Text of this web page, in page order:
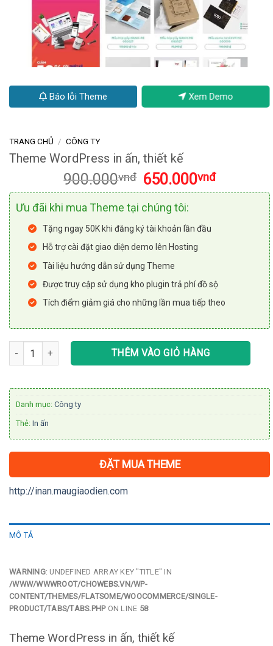
Báo lỗi Theme Xem Demo
TRANG CHỦ / CÔNG TY
Theme WordPress in ấn, thiết kế
900.000vnđ Giá
gốc
900.000vnđ.
650.000vnđGiá
Ưu đãi khi mua Theme tại chúng tôi:
Tặng ngay 50K khi đăng ký tài khoản lần đầu
Hỗ trợ cài đặt giao diện demo lên Hosting
Tài liệu hướng dẫn sử dụng Theme
Được truy cập sử dụng kho plugin trả phí đồ sộ
Tích điểm giảm giá cho những lần mua tiếp theo
Theme WordPress in ấn, thiết kế số lượng
THÊM VÀO GIỎ HÀNG
Danh mục: Công ty
Thẻ: In ấn
ĐẶT MUA THEME
http://inan.maugiaodien.com
MÔ TẢ
WARNING: UNDEFINED ARRAY KEY "TITLE" IN
/WWW/WWWROOT/CHOWEBS.VN/WP-
CONTENT/THEMES/FLATSOME/WOOCOMMERCE/SINGLE-
PRODUCT/TABS/TABS.PHPON LINE 58
Theme WordPress in ấn, thiết kế